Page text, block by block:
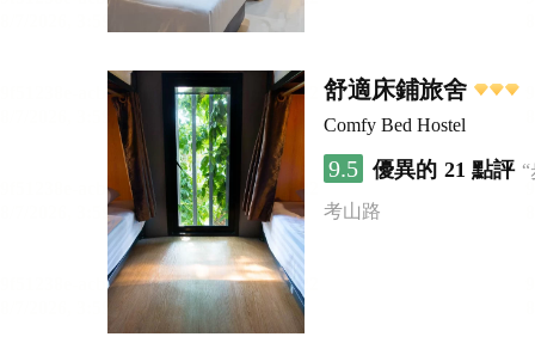
舒適床鋪旅舍
Comfy Bed Hostel
9.5 優異的 21 點評
考山路